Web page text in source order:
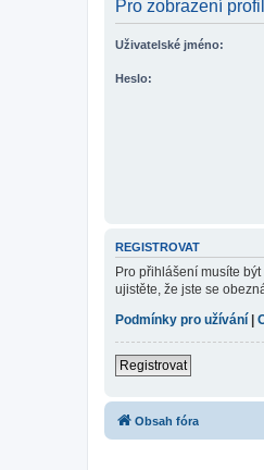
Pro zobrazení
Uživatelské jméno:
Heslo:
REGISTROVAT
Pro přihlášení musíte
ujistěte, že jste se
Podmínky pro užívání
Registrovat
Obsah fóra